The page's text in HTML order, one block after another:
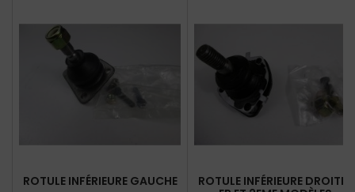
ROTULE INFÉRIEURE GAUCHE
ROTULE INFÉRIEURE DROITE 1